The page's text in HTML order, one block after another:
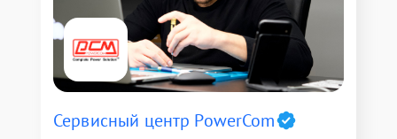
Сервисный центр PowerCom